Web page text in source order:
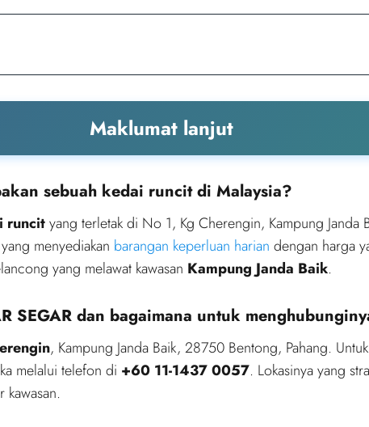
Maklumat lanjut
sebuah kedai runcit di Malaysia?
runcityang terletak di No 1, Kg Cherengin, Kampung Janda
menyediakan barangan keperluan harian dengan harga
yang melawat kawasan Kampung Janda Baik.
SEGAR dan bagaimana untuk
, Kampung Janda Baik, 28750 Bentong, Pahang.
melalui telefon di +60 11-1437 0057. Lokasinya yang
kawasan.